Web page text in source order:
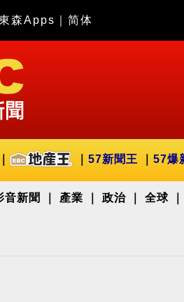
森Apps 简体
57新聞王 57爆
音新聞 產業 政治 全球